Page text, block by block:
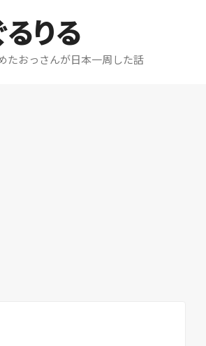
るりる
たおっさんが日本一周した話